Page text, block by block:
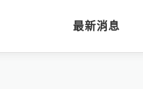
最新消息